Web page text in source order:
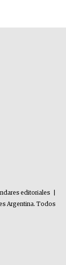
editoriales
Argentina. Todos